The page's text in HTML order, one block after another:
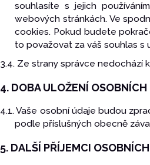
souhlasíte s jejich
webových stránkách. Ve
cookies. Pokud budete
to považovat za váš souhlas s
3.4. Ze strany správce nedochází
4. DOBA ULOŽENÍ
4.1. Vaše osobní údaje budou
podle příslušných obecně
5. DALŠÍ PŘÍJEMCI